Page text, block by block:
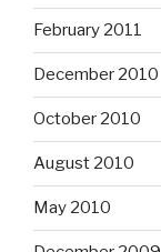
February 2011
December 2010
October 2010
August 2010
May 2010